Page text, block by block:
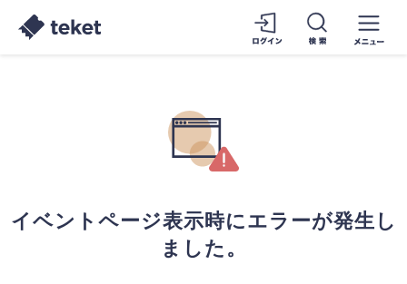
イベントページ表示時にエラーが発生し
ました。